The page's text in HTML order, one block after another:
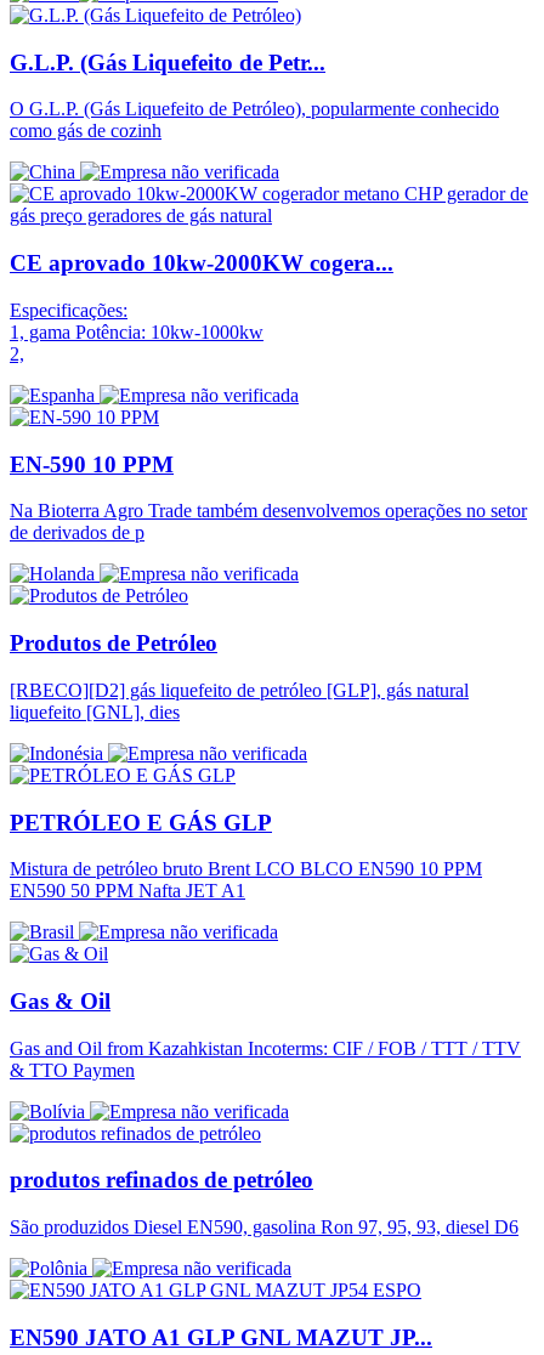
G.L.P. (Gás Liquefeito de Petr...
O G.L.P. (Gás Liquefeito de Petróleo), popularmente conhecido
como gás de cozinh
CE aprovado 10kw-2000KW cogera...
Especificações:
1, gama Potência: 10kw-1000kw
2,
EN-590 10 PPM
Na Bioterra Agro Trade também desenvolvemos operações no setor
de derivados de p
Produtos de Petróleo
[RBECO][D2] gás liquefeito de petróleo [GLP], gás natural
liquefeito [GNL], dies
PETRÓLEO E GÁS GLP
Mistura de petróleo bruto Brent LCO BLCO EN590 10 PPM
EN590 50 PPM Nafta JET A1
Gas & Oil
Gas and Oil from Kazahkistan Incoterms: CIF / FOB / TTT / TTV
& TTO Paymen
produtos refinados de petróleo
São produzidos Diesel EN590, gasolina Ron 97, 95, 93, diesel D6
EN590 JATO A1 GLP GNL MAZUT JP...